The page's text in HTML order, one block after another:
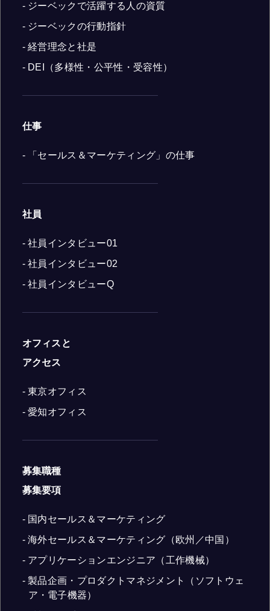
- ジーベックで活躍する人の資質
- ジーベックの行動指針
- 経営理念と社是
- DEI（多様性・公平性・受容性）
仕事
- 「セールス＆マーケティング」の仕事
社員
- 社員インタビュー01
- 社員インタビュー02
- 社員インタビューQ
オフィスと
アクセス
- 東京オフィス
- 愛知オフィス
募集職種
募集要項
- 国内セールス＆マーケティング
- 海外セールス＆マーケティング（欧州／中国）
- アプリケーションエンジニア（工作機械）
- 製品企画・プロダクトマネジメント（ソフトウェ
ア・電子機器）